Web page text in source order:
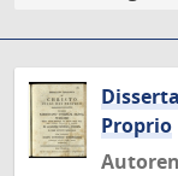
Proprio
Autoren